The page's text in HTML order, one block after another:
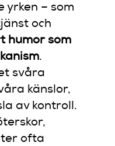
yrken – som
och
humor som
.
svåra
känslor,
av kontroll.
ofta